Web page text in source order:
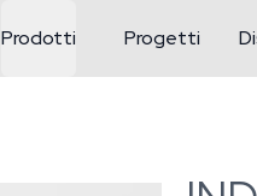
Prodotti Progetti